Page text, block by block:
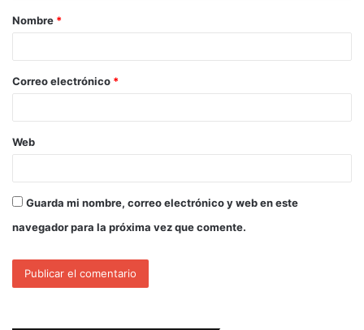
Nombre *
Correo electrónico *
Web
Guarda mi nombre, correo electrónico y web en este
navegador para la próxima vez que comente.